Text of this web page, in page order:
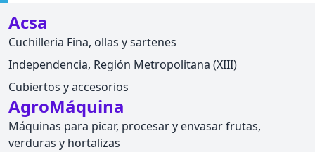
Acsa
Cuchilleria Fina, ollas y sartenes
Independencia, Región Metropolitana (XIII)
Cubiertos y accesorios
AgroMáquina
Máquinas para picar, procesar y envasar frutas,
verduras y hortalizas